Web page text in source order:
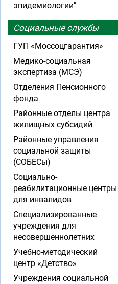
эпидемиологии"
Социальные службы
ГУП «Моссоцгарантия»
Медико-социальная
экспертиза (МСЭ)
Отделения Пенсионного
фонда
Районные отделы центра
жилищных субсидий
Районные управления
социальной защиты
(СОБЕСы)
Социально-
реабилитационные центры
для инвалидов
Специализированные
учреждения для
несовершеннолетних
Учебно-методический
центр «Детство»
Учреждения социальной